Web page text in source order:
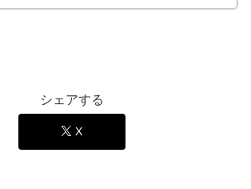
シェアする
X